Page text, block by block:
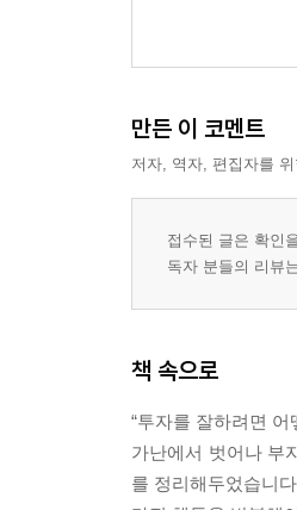
만든 이 코멘트
저자, 역자, 편집자를
접수된 글은 확인
독자 분들의 리뷰
책 속으로
“투자를 잘하려면 어
가난에서 벗어나 부
를 정리해두었습니